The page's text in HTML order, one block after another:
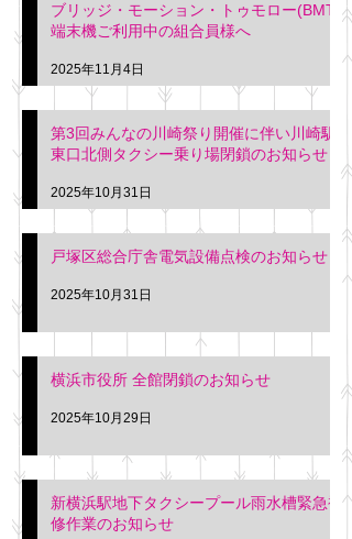
ブリッジ・モーション・トゥモロー(BMT)
端末機ご利用中の組合員様へ
2025年11月4日
第3回みんなの川崎祭り開催に伴い川崎駅
東口北側タクシー乗り場閉鎖のお知らせ
2025年10月31日
戸塚区総合庁舎電気設備点検のお知らせ
2025年10月31日
横浜市役所 全館閉鎖のお知らせ
2025年10月29日
新横浜駅地下タクシープール雨水槽緊急補
修作業のお知らせ